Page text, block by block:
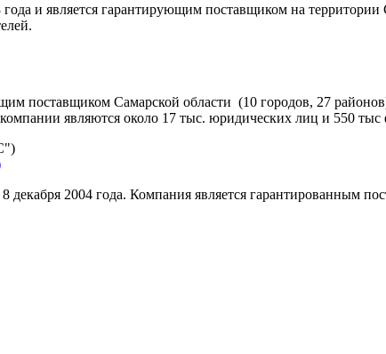
и является гарантирующим поставщиком на
поставщиком Самарской области (10 городов, 27
являются около 17 тыс. юридических лиц и 550 тыс
2004 года. Компания является гарантированным